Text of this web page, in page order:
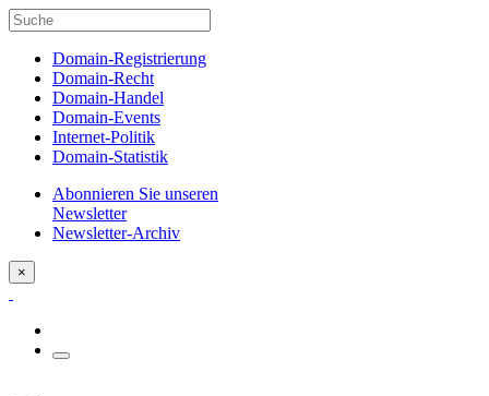
Domain-Registrierung
Domain-Recht
Domain-Handel
Domain-Events
Internet-Politik
Domain-Statistik
Abonnieren Sie unseren
Newsletter
Newsletter-Archiv
×